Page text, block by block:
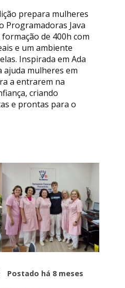
prepara mulheres
Programadoras Java
de 400h com
e um ambiente
Inspirada em Ada
ajuda mulheres em
a entrarem na
criando
e prontas para o
Postado há 8 meses